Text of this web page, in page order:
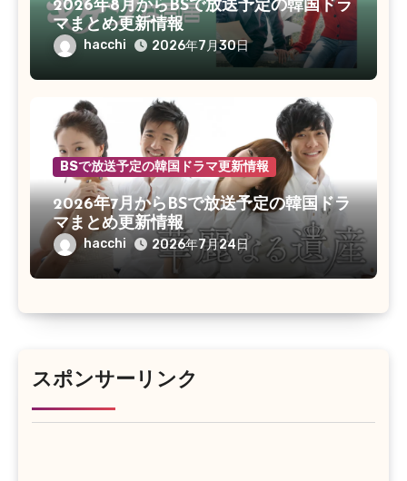
2026年8月からBSで放送予定の韓国ドラ
マまとめ更新情報
hacchi 2026年7月30日
BSで放送予定の韓国ドラマ更新情報
2026年7月からBSで放送予定の韓国ドラ
マまとめ更新情報
hacchi 2026年7月24日
スポンサーリンク